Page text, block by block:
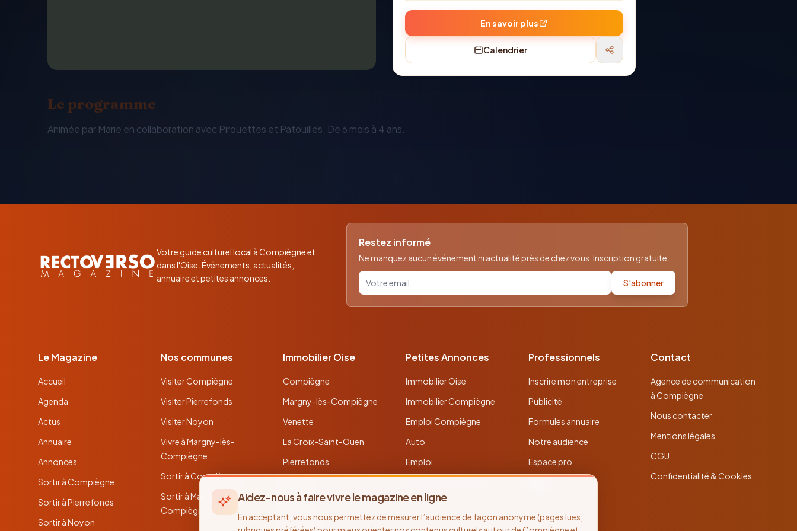
En savoir plus
Calendrier
Le programme
Animée par Marie en collaboration avec Pirouettes et Patouilles. De 6 mois à 4 ans.
Votre guide culturel local à Compiègne et
dans l'Oise. Événements, actualités,
annuaire et petites annonces.
Restez informé
Ne manquez aucun événement ni actualité près de chez vous. Inscription gratuite.
Votre email pour la newsletter S'abonner
Le Magazine
Accueil
Agenda
Actus
Annuaire
Annonces
Sortir à Compiègne
Sortir à Pierrefonds
Sortir à Noyon
Nos communes
Visiter Compiègne
Visiter Pierrefonds
Visiter Noyon
Vivre à Margny-lès-
Compiègne
Sortir à Compiègne
Sortir à Margny-lès-
Compiègne
Immobilier Oise
Compiègne
Margny-lès-Compiègne
Venette
La Croix-Saint-Ouen
Pierrefonds
Noyon
Thourotte
Petites Annonces
Immobilier Oise
Immobilier Compiègne
Emploi Compiègne
Auto
Emploi
Toutes les annonces
Professionnels
Inscrire mon entreprise
Publicité
Formules annuaire
Notre audience
Espace pro
Contact
Agence de communication
à Compiègne
Nous contacter
Mentions légales
CGU
Confidentialité & Cookies
Aidez-nous à faire vivre le magazine en ligne
En acceptant, vous nous permettez de mesurer l’audience de façon anonyme (pages lues,